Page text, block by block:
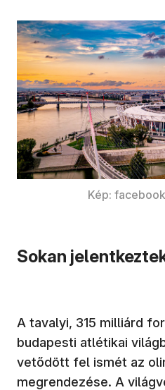
Kép:
Sokan
A tavalyi, 315 milliárd
budapesti atlétikai
vetődött fel ismét az
megrendezése. A